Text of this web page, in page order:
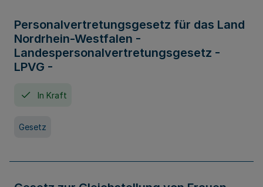
Personalvertretungsgesetz für das Land
Nordrhein-Westfalen -
Landespersonalvertretungsgesetz -
LPVG -
In Kraft
Gesetz